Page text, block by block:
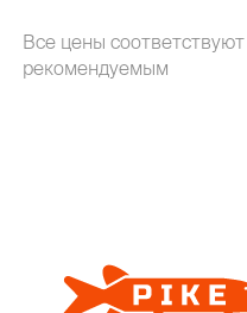
Все цены соответствуют
рекомендуемым